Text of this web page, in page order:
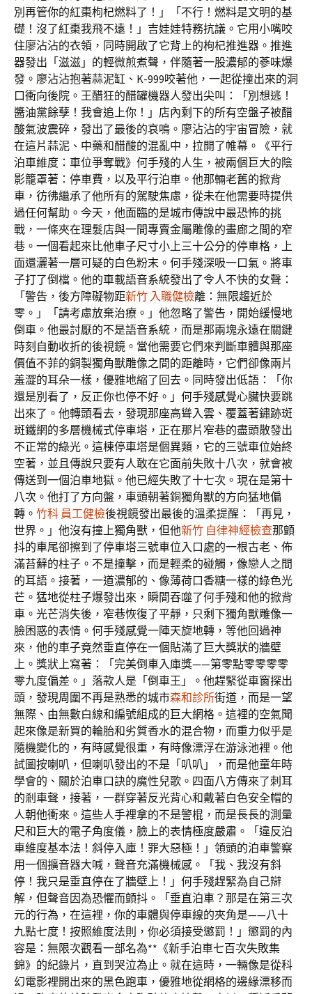
別再管你的紅棗枸杞燃料了！」「不行！燃料是文明的基
礎！沒了紅棗我飛不遠！」吉娃娃特務抗議。它用小嘴咬
住廖沾沾的衣領，同時開啟了它背上的枸杞推進器。推進
器發出「滋滋」的輕微煎煮聲，伴隨著一股濃郁的蔘味爆
發。廖沾沾抱著蒜泥缸、K-999咬著他，一起從撞出來的洞
口衝向後院。王醋狂的醋罐機器人發出尖叫：「別想逃！
醬油黨餘孽！我會追上你！」店內剩下的所有空盤子被醋
酸氣波震碎，發出了最後的哀鳴。廖沾沾的宇宙冒險，就
在這片蒜泥、中藥和醋酸的混亂中，拉開了帷幕。《平行
泊車維度：車位爭奪戰》何手殘的人生，被兩個巨大的陰
影籠罩著：停車費，以及平行泊車。他那輛老舊的掀背
車，彷彿繼承了他所有的駕駛焦慮，從未在他需要時提供
過任何幫助。今天，他面臨的是城市傳說中最恐怖的挑
戰，一條夾在理髮店與一間專賣金屬雕像的畫廊之間的窄
巷。一個看起來比他車子尺寸小上三十公分的停車格，上
面還灑著一層可疑的白色粉末。何手殘深吸一口氣。將車
子打了倒檔。他的車載語音系統發出了令人不快的女聲：
「警告，後方障礙物距新竹 入職健檢離：無限趨近於
零。」「請考慮放棄治療。」他忽略了警告，開始緩慢地
倒車。他最討厭的不是語音系統，而是那兩塊永遠在關鍵
時刻自動收折的後視鏡。當他需要它們來判斷車體與那座
價值不菲的銅製獨角獸雕像之間的距離時，它們卻像兩片
羞澀的耳朵一樣，優雅地縮了回去。同時發出低語：「你
還是別看了，反正你也停不好。」何手殘感覺心臟快要跳
出來了。他轉頭看去，發現那座高聳入雲、覆蓋著鏽跡斑
斑鐵網的多層機械式停車塔，正在那片窄巷的盡頭散發出
不正常的綠光。這棟停車塔是個異類，它的三號車位始終
空著，並且傳說只要有人敢在它面前失敗十八次，就會被
傳送到一個泊車地獄。他已經失敗了十七次。現在是第十
八次。他打了方向盤，車頭朝著銅獨角獸的方向猛地偏
轉。 竹科 員工健檢後視鏡發出最後的溫柔提醒：「再見，
世界。」他沒有撞上獨角獸，但他新竹 自律神經檢查那顫
抖的車尾卻擦到了停車塔三號車位入口處的一根古老、佈
滿苔蘚的柱子。不是撞擊，而是輕柔的碰觸，像戀人之間
的耳語。接著，一道濃郁的、像薄荷口香糖一樣的綠色光
芒。猛地從柱子爆發出來，瞬間吞噬了何手殘和他的掀背
車。光芒消失後，窄巷恢復了平靜，只剩下獨角獸雕像一
臉困惑的表情。何手殘感覺一陣天旋地轉，等他回過神
來，他的車子竟然垂直停在一個貼滿了巨大獎狀的牆壁
上。獎狀上寫著：「完美倒車入庫獎——第零點零零零零
零九度偏差。」落款人是「倒車王」。他趕緊從車窗探出
頭，發現周圍不再是熟悉的城市森和診所街道，而是一望
無際、由無數白線和編號組成的巨大網格。這裡的空氣聞
起來像是新買的輪胎和劣質香水的混合物，而重力似乎是
隨機變化的，有時感覺很重，有時像漂浮在游泳池裡。他
試圖按喇叭，但喇叭發出的不是「叭叭」，而是他童年時
學會的、關於泊車口訣的魔性兒歌。四面八方傳來了刺耳
的剎車聲，接著，一群穿著反光背心和戴著白色安全帽的
人朝他衝來。這些人手裡拿的不是警棍，而是長長的測量
尺和巨大的電子角度儀，臉上的表情極度嚴肅。「違反泊
車維度基本法！斜停入庫！罪大惡極！」領頭的泊車警察
用一個擴音器大喊，聲音充滿機械感。「我、我沒有斜
停！我只是垂直停在了牆壁上！」何手殘趕緊為自己辯
解，但聲音因為恐懼而顫抖。「垂直泊車？那是在第三次
元的行為，在這裡，你的車體與停車線的夾角是——八十
九點七度！按照維度法則，你必須接受懲罰！」懲罰的內
容是：無限次觀看一部名為**《新手泊車七百次失敗集
錦》的紀錄片，直到哭泣為止。就在這時，一輛像是從科
幻電影裡開出來的黑色跑車，優雅地從網格的邊緣漂移而